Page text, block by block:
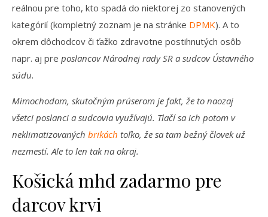
reálnou pre toho, kto spadá do niektorej zo stanovených
kategórií (kompletný zoznam je na stránke DPMK). A to
okrem dôchodcov či ťažko zdravotne postihnutých osôb
napr. aj pre poslancov Národnej rady SR a sudcov Ústavného
súdu.
Mimochodom, skutočným prúserom je fakt, že to naozaj
všetci poslanci a sudcovia využívajú. Tlačí sa ich potom v
neklimatizovaných brikách toľko, že sa tam bežný človek už
nezmestí. Ale to len tak na okraj.
Košická mhd zadarmo pre
darcov krvi